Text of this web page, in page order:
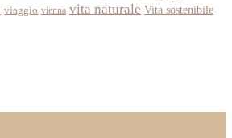
viaggio vienna vita naturale Vita sostenibile